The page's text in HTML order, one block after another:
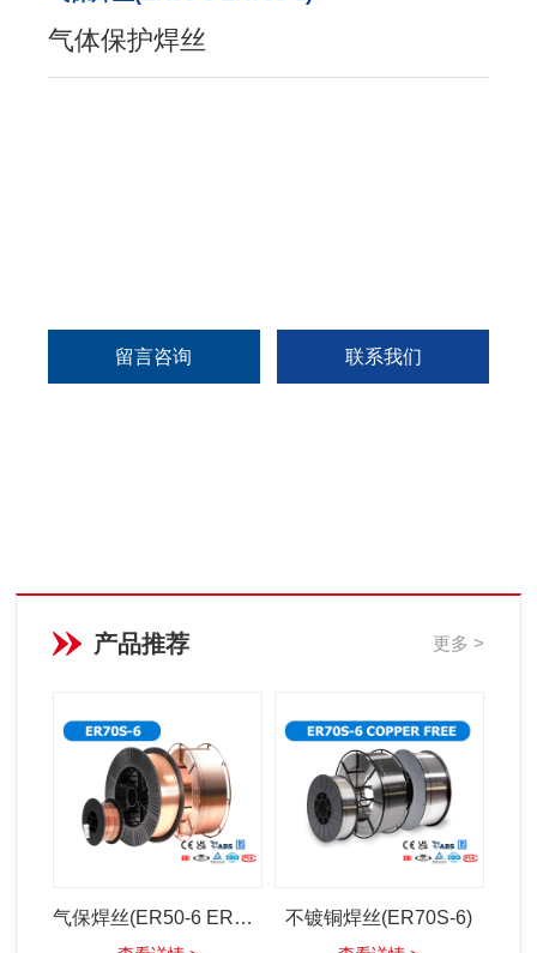
气体保护焊丝
留言咨询 联系我们
产品推荐 更多 >
气保焊丝(ER50-6 ER70s-6) 不镀铜焊丝(ER70S-6)